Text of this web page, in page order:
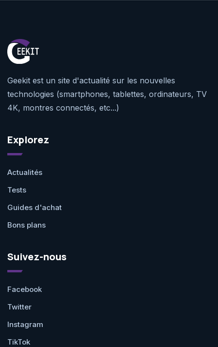
Geekit est un site d'actualité sur les nouvelles
technologies (smartphones, tablettes, ordinateurs, TV
4K, montres connectés, etc...)
Explorez
Actualités
Tests
Guides d'achat
Bons plans
Suivez-nous
Facebook
Twitter
Instagram
TikTok